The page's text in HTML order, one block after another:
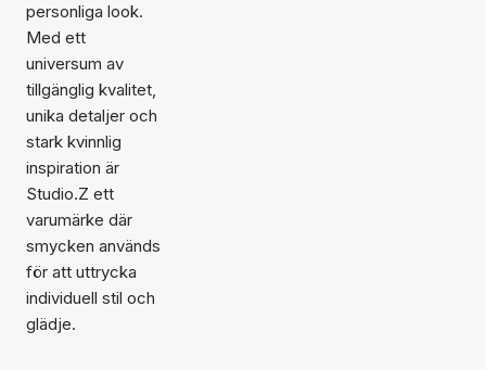
personliga look.
Med ett
universum av
tillgänglig kvalitet,
unika detaljer och
stark kvinnlig
inspiration är
Studio.Z ett
varumärke där
smycken används
för att uttrycka
individuell stil och
glädje.